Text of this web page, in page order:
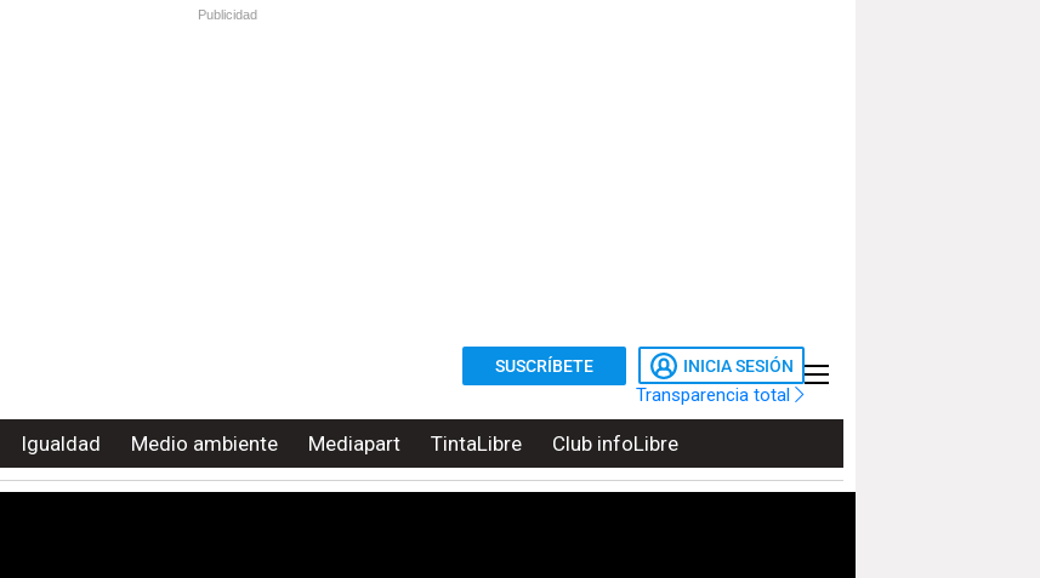
Publicidad
SUSCRÍBETE INICIA SESIÓN
Transparencia total
Igualdad Medio ambiente Mediapart TintaLibre Club infoLibre